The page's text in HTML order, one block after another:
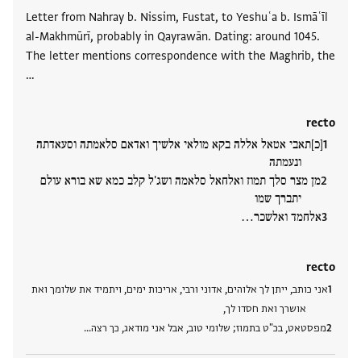
Letter from Nahray b. Nissim, Fustat, to Yeshuʿa b. Ismāʿīl
al-Makhmūrī, probably in Qayrawān. Dating: around 1045.
The letter mentions correspondence with the Maghrib, the
…
recto
[כ]תאבי אטאל אללה בקא מולאי אלשיך ואדאם סלאמתה וסעאדתה
ונעמתה
מן מצר סלך תמוז ואלחאל סלאמה ושג'ל קלב כמא שא בורא עולם
יתברך שמו
אלחמד ואלשכר…
recto
אני כותב, ייתן לך אלוהים, אדוני ורבי, אריכות ימים, ויתמיד את שלומך ואת
אושרך ואת חסדו לך,
מפסטאט, בכ"ט בתמוז; שלומי טוב, אבל אני מודאג, כך רצה…